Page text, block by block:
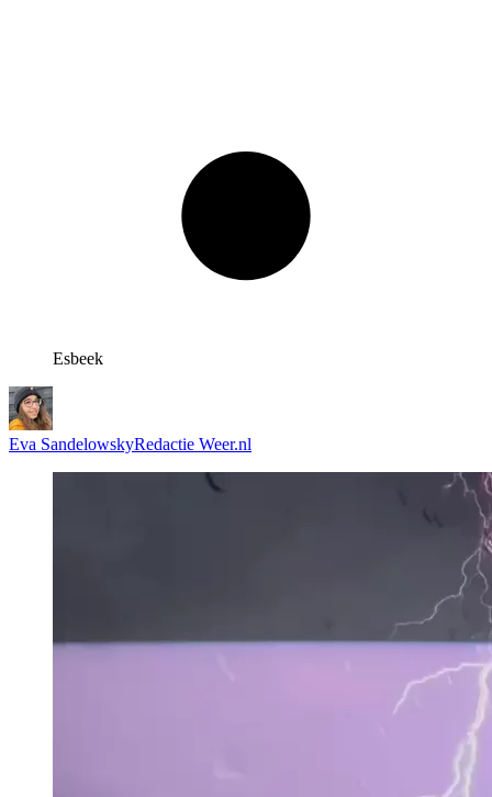
Esbeek
Eva SandelowskyRedactie Weer.nl